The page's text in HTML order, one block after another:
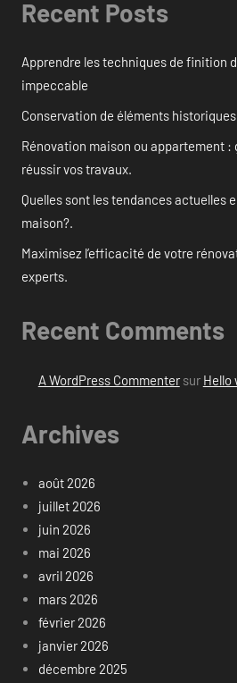
Recent Posts
Apprendre les techniques de finition
impeccable
Conservation de éléments
Rénovation maison ou appartement :
réussir vos travaux.
Quelles sont les tendances actuelles
maison?.
Maximisez l’efficacité de votre
experts.
Recent Comments
A WordPress Commentersur Hello
Archives
août 2026
juillet 2026
juin 2026
mai 2026
avril 2026
mars 2026
février 2026
janvier 2026
décembre 2025